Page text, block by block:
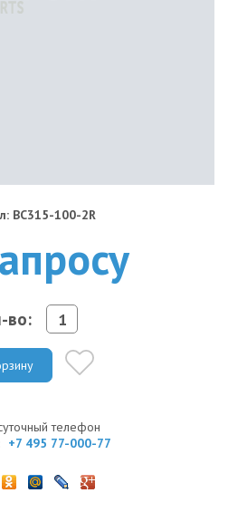
BC315-100-2R
во:
телефон
+7 495 77-000-77